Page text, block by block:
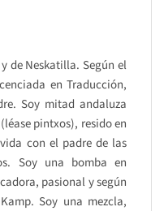
de Neskatilla. Según el
en Traducción,
Soy mitad andaluza
pintxos), resido en
con el padre de las
Soy una bomba en
pasional y según
Soy una mezcla,